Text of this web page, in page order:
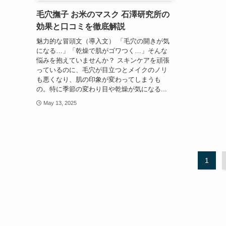
毛穴撫子 お米のマスク 石澤研究所の
効果と口コミを徹底解説
魅力的な冒頭文（導入文） 「毛穴の開きが気
になる…」「乾燥で肌がゴワつく…」そんな
悩みを抱えていませんか？ スキンケアを頑張
っているのに、毛穴が目立つとメイクのノリ
も悪くなり、肌の印象が変わってしまうも
の。特に季節の変わり目や乾燥が気になる...
May 13, 2025
1